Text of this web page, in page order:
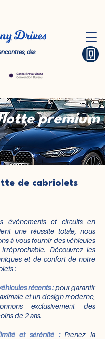
des
premium
de cabriolets
événements et circuits en
une réussite totale, nous
à vous fournir des véhicules
Découvrez les
et de confort de notre
:
récents :pour garantir
et un design moderne,
exclusivement des
de 2 ans.
et sérénité : Prenez la